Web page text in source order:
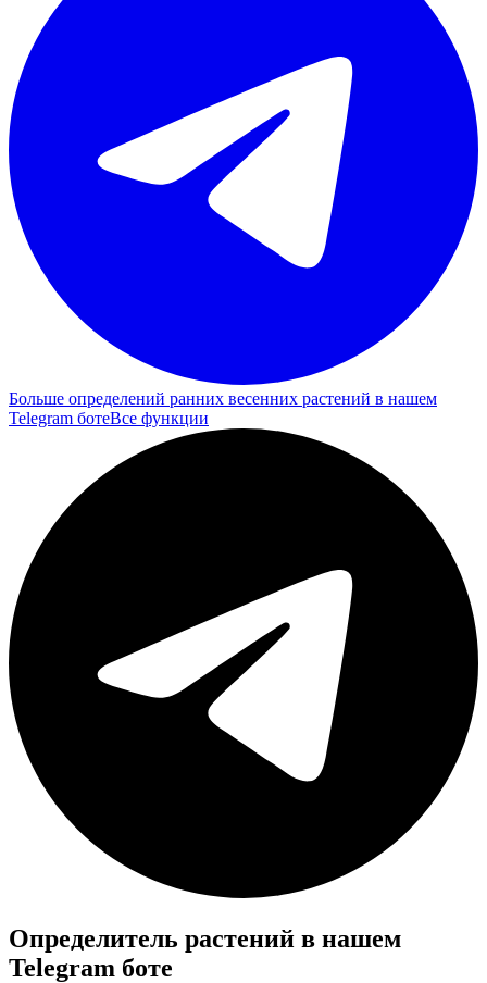
Больше определений ранних весенних растений в нашем
Telegram ботеВсе функции
Определитель растений в нашем
Telegram боте